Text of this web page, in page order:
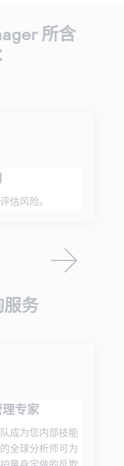
所含
估风险。
服务
专家
成为您内部技能
全球分析师可为